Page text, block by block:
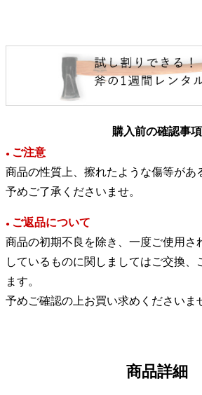
購入前の確認事項
● ご注意
商品の性質上、擦れたような傷等があ
予めご了承くださいませ。
● ご返品について
商品の初期不良を除き、一度ご使用さ
しているものに関しましてはご交換、
ます。
予めご確認の上お買い求めくださいま
商品詳細